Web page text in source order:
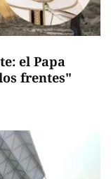
el Papa
frentes"